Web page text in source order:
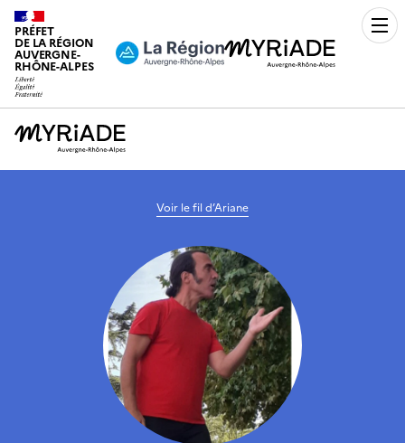
PRÉFET
DE LA RÉGION
AUVERGNE-
RHÔNE-ALPES
Voir le fil d’Ariane